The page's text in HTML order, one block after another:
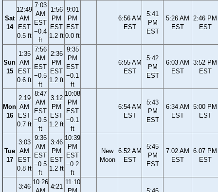
Sat
14
12:49
AM
EST
0.5 ft
7:03
AM
EST
−0.4
ft
1:56
PM
EST
1.2 ft
9:01
PM
EST
0.0 ft
6:56 AM
EST
5:41
PM
EST
5:26 AM
EST
2:46 PM
EST
Sun
15
1:35
AM
EST
0.6 ft
7:56
AM
EST
−0.5
ft
2:36
PM
EST
1.2 ft
9:35
PM
EST
−0.1
ft
6:55 AM
EST
5:42
PM
EST
6:03 AM
EST
3:52 PM
EST
Mon
16
2:19
AM
EST
0.7 ft
8:47
AM
EST
−0.5
ft
3:12
PM
EST
1.2 ft
10:08
PM
EST
−0.1
ft
6:54 AM
EST
5:43
PM
EST
6:34 AM
EST
5:00 PM
EST
Tue
17
3:03
AM
EST
0.8 ft
9:36
AM
EST
−0.5
ft
3:46
PM
EST
1.2 ft
10:39
PM
EST
−0.2
ft
New
Moon
6:52 AM
EST
5:45
PM
EST
7:02 AM
EST
6:07 PM
EST
3:46
10:26
4:21
11:10